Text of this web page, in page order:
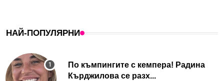
НАЙ-ПОПУЛЯРНИ
По къмпингите с кемпера! Радина
Кърджилова се разх...